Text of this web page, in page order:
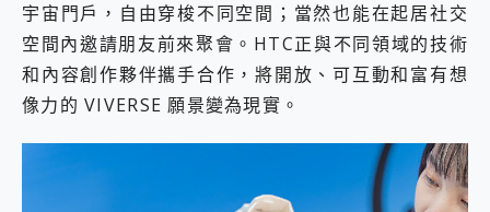
宇宙門戶，自由穿梭不同空間；當然也能在起居社交
空間內邀請朋友前來聚會。HTC正與不同領域的技術
和內容創作夥伴攜手合作，將開放、可互動和富有想
像力的 VIVERSE 願景變為現實。